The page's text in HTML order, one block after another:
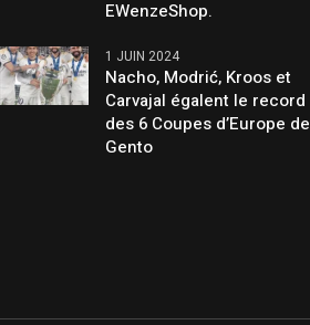
EWenzeShop.
1 JUIN 2024
Nacho, Modrić, Kroos et
Carvajal égalent le record
des 6 Coupes d’Europe de
Gento